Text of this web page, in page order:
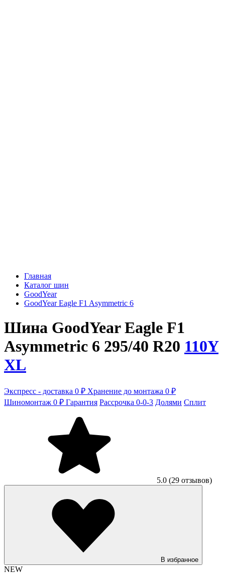
Главная
Каталог шин
GoodYear
GoodYear Eagle F1 Asymmetric 6
Шина GoodYear Eagle F1
Asymmetric 6 295/40 R20 110Y
XL
Экспресс - доставка 0 ₽ Хранение до монтажа 0 ₽
Шиномонтаж 0 ₽ Гарантия Рассрочка 0-0-3 Долями Сплит
5.0 (29 отзывов)
В избранное
NEW